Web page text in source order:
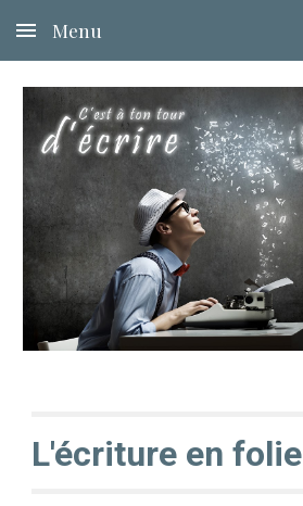
Skip to main content
Menu
L'écriture en folie